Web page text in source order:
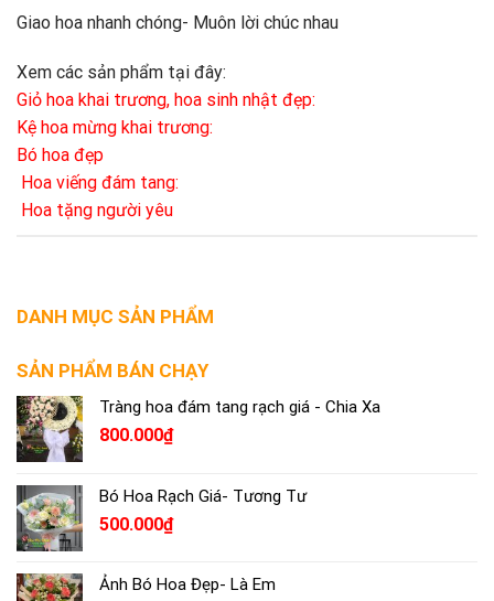
DANH MỤC SẢN PHẨM
SẢN PHẨM BÁN CHẠY
Tràng hoa đám tang rạch giá - Chia Xa
800.000₫
Bó Hoa Rạch Giá- Tương Tư
500.000₫
Ảnh Bó Hoa Đẹp- Là Em
Giao hoa nhanh chóng- Muôn lời chúc nhau
Xem các sản phẩm tại đây:
Giỏ hoa khai trương, hoa sinh nhật đẹp:
Kệ hoa mừng khai trương:
Bó hoa đẹp
Hoa viếng đám tang:
Hoa tặng người yêu